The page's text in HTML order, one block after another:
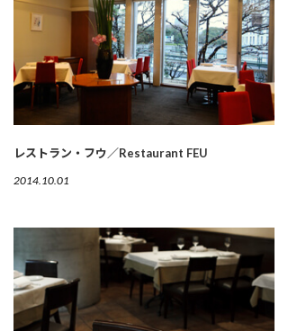
レストラン・フウ／Restaurant FEU
2014.10.01